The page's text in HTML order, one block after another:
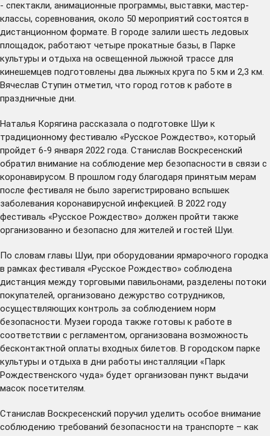
- спектакли, анимационные программы, выставки, мастер-
классы, соревнования, около 50 мероприятий состоятся в
дистанционном формате. В городе залили шесть ледовых
площадок, работают четыре прокатные базы, в Парке
культуры и отдыха на освещенной лыжной трассе для
кинешемцев подготовлены два лыжных круга по 5 км и 2,3 км.
Вячеслав Ступин отметил, что город готов к работе в
праздничные дни.
Наталья Корягина рассказала о подготовке Шуи к
традиционномуфестивалю «Русское Рождество», который
пройдет 6-9 января 2022 года. Станислав Воскресенский
обратил внимание на соблюдение мер безопасности в связи с
коронавирусом. В прошлом году благодаря принятым мерам
после фестиваля не было зарегистрировано вспышек
заболевания коронавирусной инфекцией. В 2022 году
фестиваль «Русское Рождество» должен пройти также
организованно и безопасно для жителей и гостей Шуи.
По словам главы Шуи, при оборудовании ярмарочного городка
в рамках фестиваля «Русское Рождество» соблюдена
дистанция между торговыми павильонами, разделены потоки
покупателей, организовано дежурство сотрудников,
осуществляющих контроль за соблюдением норм
безопасности. Музеи города также готовы к работе в
соответствии с регламентом, организована возможность
бесконтактной оплаты входных билетов. В городском парке
культуры и отдыха в дни работы инсталляции «Парк
Рождественского чуда» будет организован пункт выдачи
масок посетителям.
Станислав Воскресенский поручил уделить особое внимание
соблюдению требований безопасности на транспорте – как